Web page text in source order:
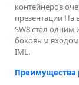
контейнеров
презентации На
SW8 стал
боковым входом
IML.
Преимущества